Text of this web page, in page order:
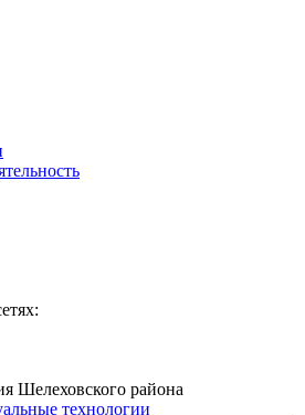
Шелеховского района
технологии